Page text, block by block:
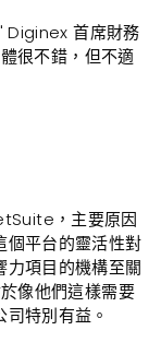
Diginex 首席財務
很不錯，但不適
，主要原因
個平台的靈活性對
力項目的機構至關
像他們這樣需要
特別有益。